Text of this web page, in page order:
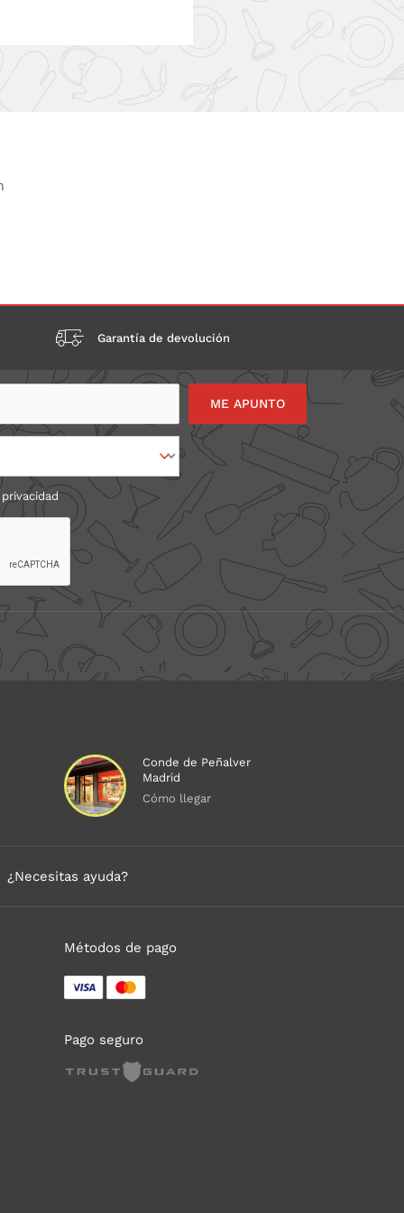
Garantía de devolución
Conde de Peñalver
Madrid
Cómo llegar
¿Necesitas ayuda?
Métodos de pago
Pago seguro